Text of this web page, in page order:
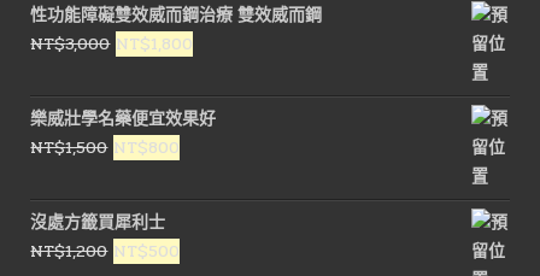
性功能障礙雙效威而鋼治療 雙效威而鋼
NT$3,000 原
價
格：
NT$3,000。
NT$1,800
價
格：
樂威壯學名藥便宜效果好
NT$1,500 原
價
格：
NT$1,500。
NT$800
價
格：
NT$800。
沒處方籤買犀利士
NT$1,200 原
NT$500